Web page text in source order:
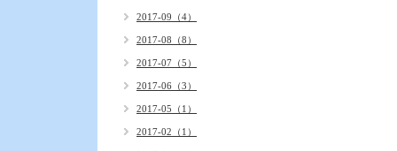
2017-09（4）
2017-08（8）
2017-07（5）
2017-06（3）
2017-05（1）
2017-02（1）